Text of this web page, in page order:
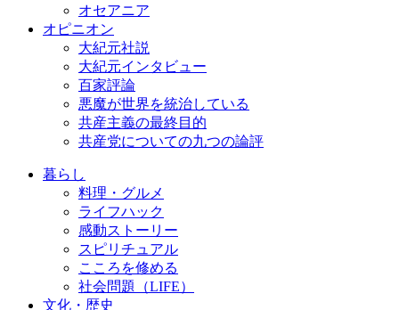
オセアニア
オピニオン
大紀元社説
大紀元インタビュー
百家評論
悪魔が世界を統治している
共産主義の最終目的
共産党についての九つの論評
暮らし
料理・グルメ
ライフハック
感動ストーリー
スピリチュアル
こころを修める
社会問題（LIFE）
文化・歴史